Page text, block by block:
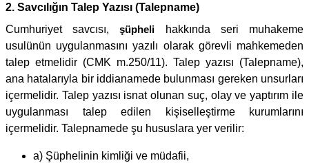
2. Savcılığın Talep Yazısı (Talepname)
Cumhuriyet savcısı,şüpheli hakkında seri muhakeme
usulünün uygulanmasını yazılı olarak görevli mahkemeden
talep etmelidir (CMK m.250/11). Talep yazısı (Talepname),
ana hatalarıyla bir iddianamede bulunması gereken unsurları
içermelidir. Talep yazısı isnat olunan suç, olay ve yaptırım ile
uygulanması talep edilen kişiselleştirme kurumlarını
içermelidir. Talepnamede şu hususlara yer verilir:
a) Şüphelinin kimliği ve müdafii,